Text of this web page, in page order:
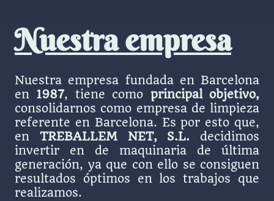
Nuestra empresa
Nuestra empresa fundada en Barcelona
en 1987, tiene como principal objetivo,
consolidarnos como empresa de limpieza
referente en Barcelona. Es por esto que,
en TREBALLEM NET, S.L. decidimos
invertir en de maquinaria de última
generación, ya que con ello se consiguen
resultados óptimos en los trabajos que
realizamos.